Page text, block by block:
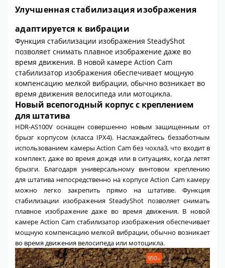
Улучшенная стабилизация изображения
адаптируется к вибрации
Функция стабилизации изображения SteadyShot
позволяет снимать плавное изображение даже во
время движения. В новой камере Action Cam
стабилизатор изображения обеспечивает мощную
компенсацию мелкой вибрации, обычно возникает во
время движения велосипеда или мотоцикла.
Новый всепогодный корпус с креплением
для штатива
HDR-AS100V оснащен совершенно новым защищенным от
брызг корпусом (класса IPX4). Наслаждайтесь беззаботным
использованием камеры Action Cam без чохла3, что входит в
комплект, даже во время дождя или в ситуациях, когда летят
брызги. Благодаря универсальному винтовом креплению
для штатива непосредственно на корпусе Action Cam камеру
можно легко закрепить прямо на штативе. Функция
стабилизации изображения SteadyShot позволяет снимать
плавное изображение даже во время движения. В новой
камере Action Cam стабилизатор изображения обеспечивает
мощную компенсацию мелкой вибрации, обычно возникает
во время движения велосипеда или мотоцикла.